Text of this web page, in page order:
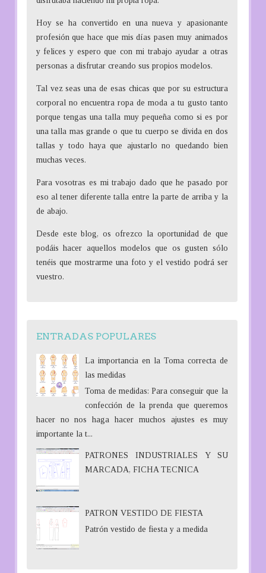
Hoy se ha convertido en una nueva y apasionante
profesión que hace que mis días pasen muy animados
y felices y espero que con mi trabajo ayudar a otras
personas a disfrutar creando sus propios modelos.
Tal vez seas una de esas chicas que por su estructura
corporal no encuentra ropa de moda a tu gusto tanto
porque tengas una talla muy pequeña como si es por
una talla mas grande o que tu cuerpo se divida en dos
tallas y todo haya que ajustarlo no quedando bien
muchas veces.
Para vosotras es mi trabajo dado que he pasado por
eso al tener diferente talla entre la parte de arriba y la
de abajo.
Desde este blog, os ofrezco la oportunidad de que
podáis hacer aquellos modelos que os gusten sólo
tenéis que mostrarme una foto y el vestido podrá ser
vuestro.
ENTRADAS POPULARES
La importancia en la Toma correcta de
las medidas
Toma de medidas: Para conseguir que la
confección de la prenda que queremos
hacer no nos haga hacer muchos ajustes es muy
importante la t...
PATRONES INDUSTRIALES Y SU
MARCADA, FICHA TECNICA
PATRON VESTIDO DE FIESTA
Patrón vestido de fiesta y a medida